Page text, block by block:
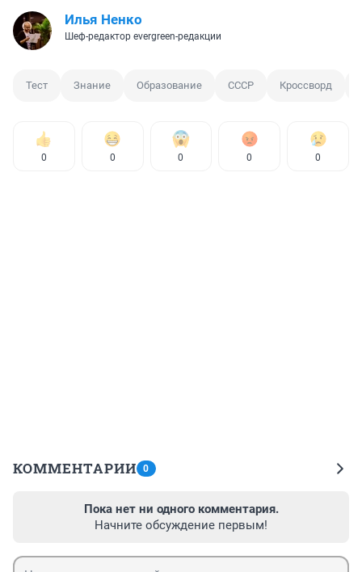
Илья Ненко
Шеф-редактор evergreen-редакции
Тест Знание Образование СССР Кроссворд
0 0 0 0 0
КОММЕНТАРИИ 0
Пока нет ни одного комментария.
Начните обсуждение первым!